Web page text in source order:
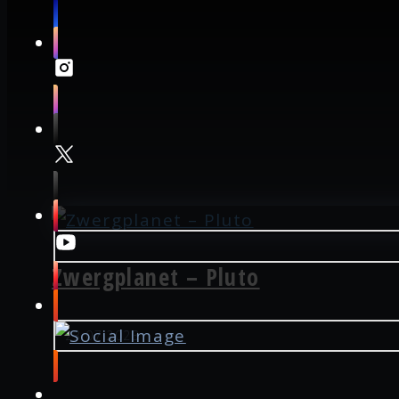
Zwergplanet – Pluto
23.07.2023